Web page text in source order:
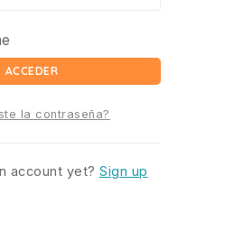
ACCEDER
la contraseña?
account yet? Sign up